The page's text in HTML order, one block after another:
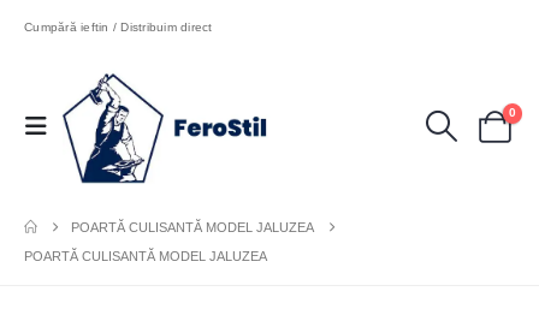
Cumpără ieftin / Distribuim direct
0
POARTĂ CULISANTĂ MODEL JALUZEA
POARTĂ CULISANTĂ MODEL JALUZEA